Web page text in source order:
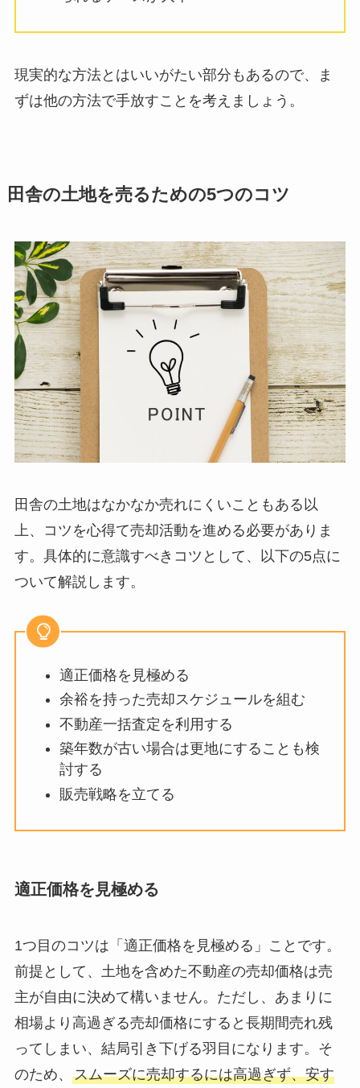
現実的な方法とはいいがたい部分もあるので、ま
ずは他の方法で手放すことを考えましょう。
田舎の土地を売るための5つのコツ
田舎の土地はなかなか売れにくいこともある以
上、コツを心得て売却活動を進める必要がありま
す。具体的に意識すべきコツとして、以下の5点に
ついて解説します。
適正価格を見極める
余裕を持った売却スケジュールを組む
不動産一括査定を利用する
築年数が古い場合は更地にすることも検
討する
販売戦略を立てる
適正価格を見極める
1つ目のコツは「適正価格を見極める」ことです。
前提として、土地を含めた不動産の売却価格は売
主が自由に決めて構いません。ただし、あまりに
相場より高過ぎる売却価格にすると長期間売れ残
ってしまい、結局引き下げる羽目になります。そ
のため、 スムーズに売却するには高過ぎず、安す